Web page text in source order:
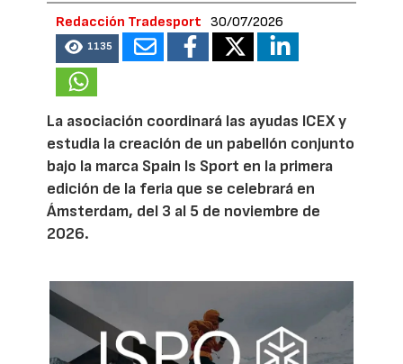
Redacción Tradesport 30/07/2026
1135
La asociación coordinará las ayudas ICEX y
estudia la creación de un pabellón conjunto
bajo la marca Spain Is Sport en la primera
edición de la feria que se celebrará en
Ámsterdam, del 3 al 5 de noviembre de
2026.